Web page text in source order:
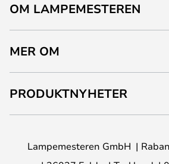
OM LAMPEMESTEREN
MER OM
PRODUKTNYHETER
Lampemesteren GmbH